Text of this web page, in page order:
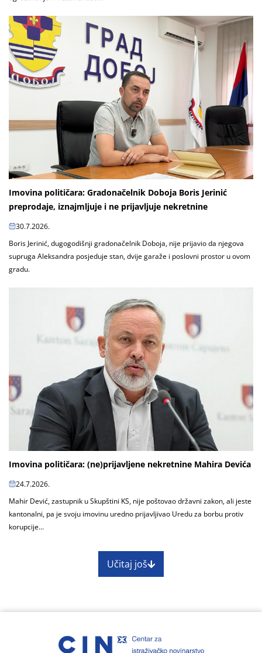
Imovina političara: Gradonačelnik Doboja Boris Jerinić
preprodaje, iznajmljuje i ne prijavljuje nekretnine
30.7.2026.
Boris Jerinić, dugogodišnji gradonačelnik Doboja, nije prijavio da njegova
supruga Aleksandra posjeduje stan, dvije garaže i poslovni prostor u ovom
gradu.
Imovina političara: (ne)prijavljene nekretnine Mahira Devića
24.7.2026.
Mahir Dević, zastupnik u Skupštini KS, nije poštovao državni zakon, ali jeste
kantonalni, pa je svoju imovinu uredno prijavljivao Uredu za borbu protiv
korupcije...
Učitaj još